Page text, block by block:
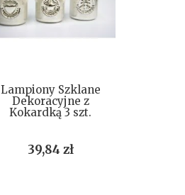
Lampiony Szklane
Dekoracyjne z
Kokardką 3 szt.
Cena
39,84 zł